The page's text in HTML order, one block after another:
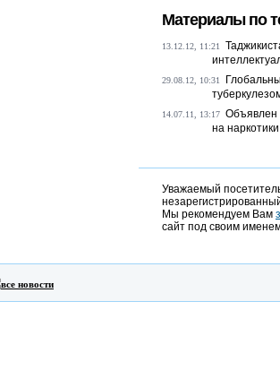
Материалы по
13.12.12, 11:21
29.08.12, 10:31
14.07.11, 13:17 Объявлен
на наркотики
Уважаемый
Мы рекомендуем Вам
сайт под своим
все новости